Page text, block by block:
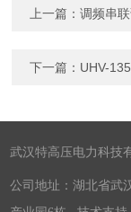
上一篇：调频串
下一篇： UHV-
武汉特高压电力科技
公司地址：湖北省武